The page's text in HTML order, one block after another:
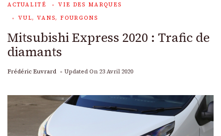
ACTUALITÉ
VIE DES MARQUES
VUL, VANS, FOURGONS
Mitsubishi Express 2020 : Trafic de
diamants
Frédéric Euvrard Updated On 23 Avril 2020